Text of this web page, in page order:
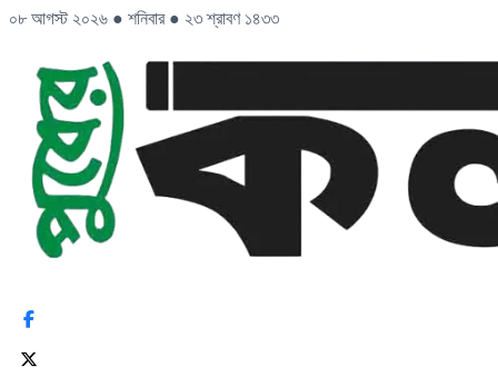
০৮ আগস্ট ২০২৬ ● শনিবার ● ২৩ শ্রাবণ ১৪৩৩